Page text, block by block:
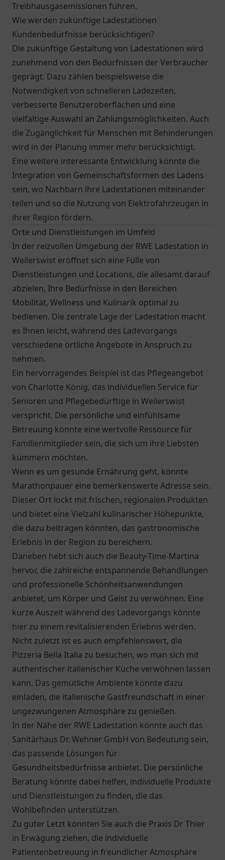
Treibhausgasemissionen führen.
Wie werden zukünftige Ladestationen
Kundenbedürfnisse berücksichtigen?
Die zukünftige Gestaltung von Ladestationen wird
zunehmend von den Bedürfnissen der Verbraucher
geprägt. Dazu zählen beispielsweise die
Notwendigkeit von schnelleren Ladezeiten,
verbesserte Benutzeroberflächen und eine
vielfältige Auswahl an Zahlungsmöglichkeiten. Auch
die Zugänglichkeit für Menschen mit Behinderungen
wird in der Planung immer mehr berücksichtigt.
Eine weitere interessante Entwicklung könnte die
Integration von Gemeinschaftsformen des Ladens
sein, wo Nachbarn ihre Ladestationen miteinander
teilen und so die Nutzung von Elektrofahrzeugen in
ihrer Region fördern.
Orte und Dienstleistungen im Umfeld
In der reizvollen Umgebung der RWE Ladestation in
Weilerswist eröffnet sich eine Fülle von
Dienstleistungen und Locations, die allesamt darauf
abzielen, Ihre Bedürfnisse in den Bereichen
Mobilität, Wellness und Kulinarik optimal zu
bedienen. Die zentrale Lage der Ladestation macht
es Ihnen leicht, während des Ladevorgangs
verschiedene örtliche Angebote in Anspruch zu
nehmen.
Ein hervorragendes Beispiel ist das Pflegeangebot
von Charlotte König, das individuellen Service für
Senioren und Pflegebedürftige in Weilerswist
verspricht. Die persönliche und einfühlsame
Betreuung könnte eine wertvolle Ressource für
Familienmitglieder sein, die sich um ihre Liebsten
kümmern möchten.
Wenn es um gesunde Ernährung geht, könnte
Marathonpauer eine bemerkenswerte Adresse sein.
Dieser Ort lockt mit frischen, regionalen Produkten
und bietet eine Vielzahl kulinarischer Höhepunkte,
die dazu beitragen könnten, das gastronomische
Erlebnis in der Region zu bereichern.
Daneben hebt sich auch die Beauty-Time-Martina
hervor, die zahlreiche entspannende Behandlungen
und professionelle Schönheitsanwendungen
anbietet, um Körper und Geist zu verwöhnen. Eine
kurze Auszeit während des Ladevorgangs könnte
hier zu einem revitalisierenden Erlebnis werden.
Nicht zuletzt ist es auch empfehlenswert, die
Pizzeria Bella Italia zu besuchen, wo man sich mit
authentischer italienischer Küche verwöhnen lassen
kann. Das gemütliche Ambiente könnte dazu
einladen, die italienische Gastfreundschaft in einer
ungezwungenen Atmosphäre zu genießen.
In der Nähe der RWE Ladestation könnte auch das
Sanitärhaus Dr. Wehner GmbH von Bedeutung sein,
das passende Lösungen für
Gesundheitsbedürfnisse anbietet. Die persönliche
Beratung könnte dabei helfen, individuelle Produkte
und Dienstleistungen zu finden, die das
Wohlbefinden unterstützen.
Zu guter Letzt könnten Sie auch die Praxis Dr Thier
in Erwägung ziehen, die individuelle
Patientenbetreuung in freundlicher Atmosphäre